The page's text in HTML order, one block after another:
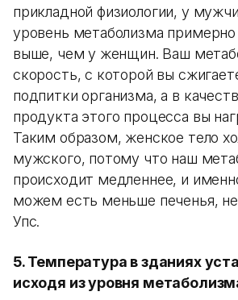
прикладной физиологии, у
уровень метаболизма примерно
выше, чем у женщин. Ваш
скорость, с которой вы
подпитки организма, а в
продукта этого процесса вы
Таким образом, женское тело
мужского, потому что наш
происходит медленнее, и
можем есть меньше печенья, не
Упс.
5. Температура в зданиях
исходя из уровня